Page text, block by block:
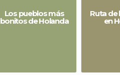
Los pueblos más
bonitos de Holanda
Ruta de
en